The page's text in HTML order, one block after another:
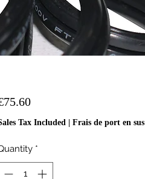
Price
Tax Included| Frais de port en sus
*